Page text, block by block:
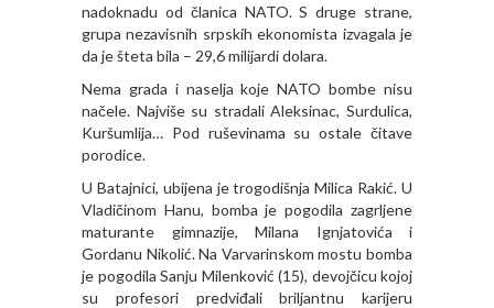
nadoknadu od članica NATO. S druge strane,
grupa nezavisnih srpskih ekonomista izvagala je
da je šteta bila – 29,6 milijardi dolara.
Nema grada i naselja koje NATO bombe nisu
načele. Najviše su stradali Aleksinac, Surdulica,
Kuršumlija… Pod ruševinama su ostale čitave
porodice.
U Batajnici, ubijena je trogodišnja Milica Rakić. U
Vladičinom Hanu, bomba je pogodila zagrljene
maturante gimnazije, Milana Ignjatovića i
Gordanu Nikolić. Na Varvarinskom mostu bomba
je pogodila Sanju Milenković (15), devojčicu kojoj
su profesori predviđali briljantnu karijeru